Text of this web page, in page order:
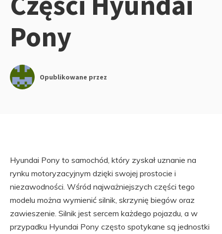
Pony
Opublikowane przez
Hyundai Pony to samochód, który zyskał uznanie na
rynku motoryzacyjnym dzięki swojej prostocie i
niezawodności. Wśród najważniejszych części tego
modelu można wymienić silnik, skrzynię biegów oraz
zawieszenie. Silnik jest sercem każdego pojazdu, a w
przypadku Hyundai Pony często spotykane są jednostki